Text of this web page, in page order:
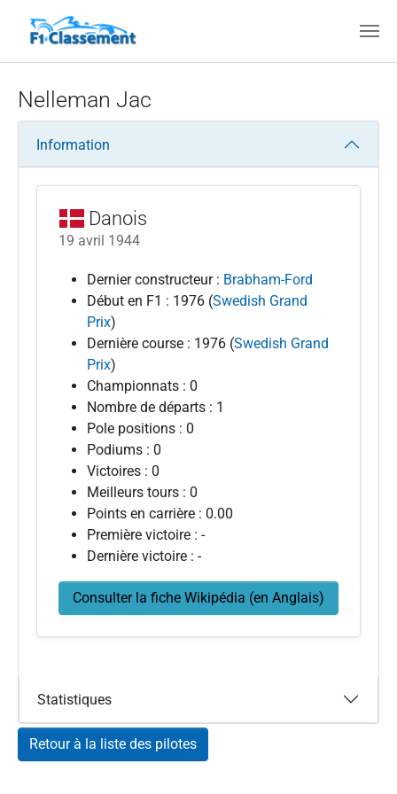
Nelleman Jac
Information
Danois
19 avril 1944
Dernier constructeur : Brabham-Ford
Début en F1 : 1976 (Swedish Grand
Prix)
Dernière course : 1976 (Swedish Grand
Prix)
Championnats : 0
Nombre de départs : 1
Pole positions : 0
Podiums : 0
Victoires : 0
Meilleurs tours : 0
Points en carrière : 0.00
Première victoire : -
Dernière victoire : -
Consulter la fiche Wikipédia (en Anglais)
Statistiques
Retour à la liste des pilotes